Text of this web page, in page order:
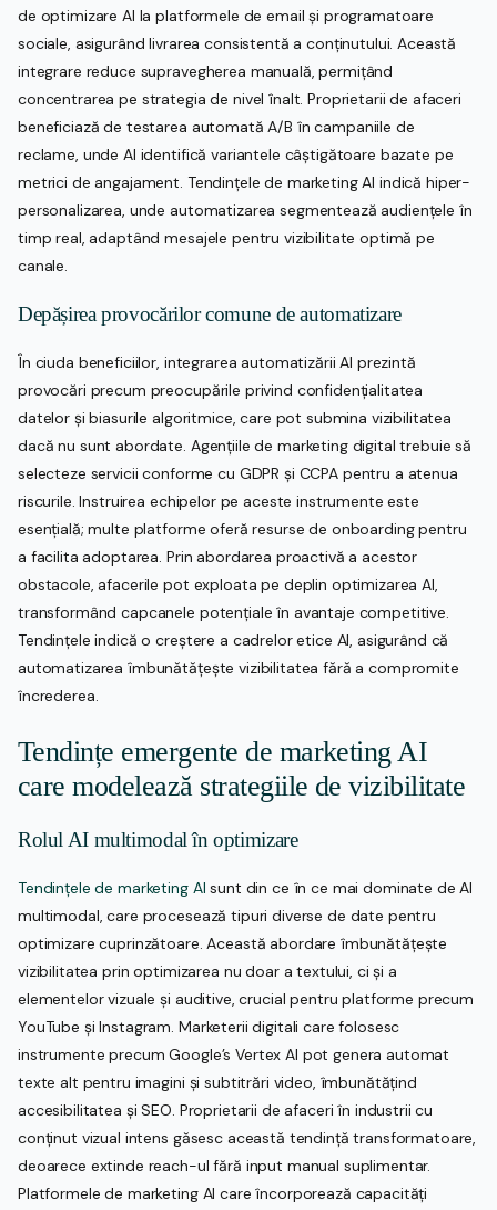
de optimizare AI la platformele de email și programatoare
sociale, asigurând livrarea consistentă a conținutului. Această
integrare reduce supravegherea manuală, permițând
concentrarea pe strategia de nivel înalt. Proprietarii de afaceri
beneficiază de testarea automată A/B în campaniile de
reclame, unde AI identifică variantele câștigătoare bazate pe
metrici de angajament. Tendințele de marketing AI indică hiper-
personalizarea, unde automatizarea segmentează audiențele în
timp real, adaptând mesajele pentru vizibilitate optimă pe
canale.
Depășirea provocărilor comune de automatizare
În ciuda beneficiilor, integrarea automatizării AI prezintă
provocări precum preocupările privind confidențialitatea
datelor și biasurile algoritmice, care pot submina vizibilitatea
dacă nu sunt abordate. Agențiile de marketing digital trebuie să
selecteze servicii conforme cu GDPR și CCPA pentru a atenua
riscurile. Instruirea echipelor pe aceste instrumente este
esențială; multe platforme oferă resurse de onboarding pentru
a facilita adoptarea. Prin abordarea proactivă a acestor
obstacole, afacerile pot exploata pe deplin optimizarea AI,
transformând capcanele potențiale în avantaje competitive.
Tendințele indică o creștere a cadrelor etice AI, asigurând că
automatizarea îmbunătățește vizibilitatea fără a compromite
încrederea.
Tendințe emergente de marketing AI
care modelează strategiile de vizibilitate
Rolul AI multimodal în optimizare
Tendințele de marketing AI sunt din ce în ce mai dominate de AI
multimodal, care procesează tipuri diverse de date pentru
optimizare cuprinzătoare. Această abordare îmbunătățește
vizibilitatea prin optimizarea nu doar a textului, ci și a
elementelor vizuale și auditive, crucial pentru platforme precum
YouTube și Instagram. Marketerii digitali care folosesc
instrumente precum Google’s Vertex AI pot genera automat
texte alt pentru imagini și subtitrări video, îmbunătățind
accesibilitatea și SEO. Proprietarii de afaceri în industrii cu
conținut vizual intens găsesc această tendință transformatoare,
deoarece extinde reach-ul fără input manual suplimentar.
Platformele de marketing AI care încorporează capacități